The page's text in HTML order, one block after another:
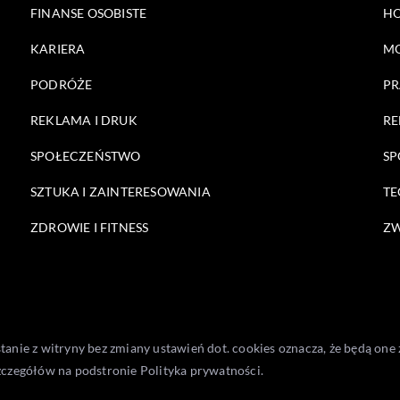
FINANSE OSOBISTE
KARIERA
PODRÓŻE
REKLAMA I DRUK
SPOŁECZEŃSTWO
SZTUKA I ZAINTERESOWANIA
ZDROWIE I FITNESS
z witryny bez zmiany ustawień dot. cookies oznacza, że będą
na podstronie Polityka prywatności.